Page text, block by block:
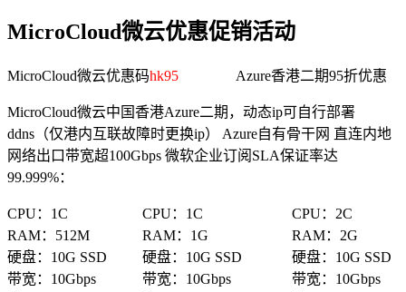
MicroCloud微云优惠促销活动
MicroCloud微云优惠码hk95 Azure香港二期95折优惠
MicroCloud微云中国香港Azure二期，动态ip可自行部署
ddns（仅港内互联故障时更换ip） Azure自有骨干网 直连内地
网络出口带宽超100Gbps 微软企业订阅SLA保证率达
99.999%：
CPU：1C CPU：1C
CPU：2C
RAM：512M
RAM：1G
RAM：2G
硬盘：10G SSD
硬盘：10G SSD
硬盘：10G SSD
带宽：10Gbps
带宽：10Gbps
带宽：10Gbps